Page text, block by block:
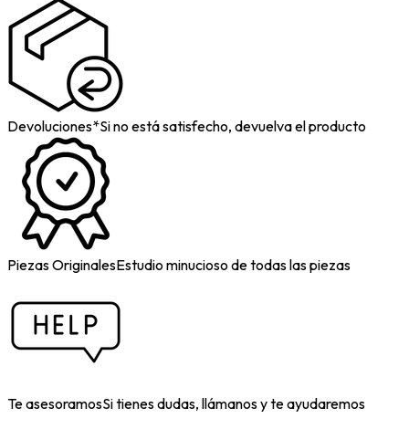
Devoluciones*Si no está satisfecho, devuelva el producto
Piezas OriginalesEstudio minucioso de todas las piezas
Te asesoramosSi tienes dudas, llámanos y te ayudaremos